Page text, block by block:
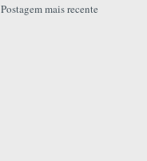
Postagem mais recente